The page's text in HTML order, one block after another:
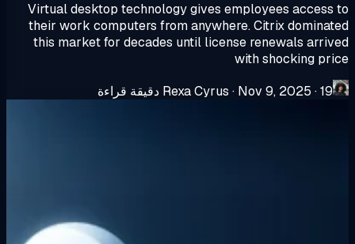
Virtual desktop technology gives employees
their work computers from anywhere. Citrix
this market for decades until license renewals
with shocking
Rexa Cyrus ·Nov 9, 2025·19 دقيقة قراءة